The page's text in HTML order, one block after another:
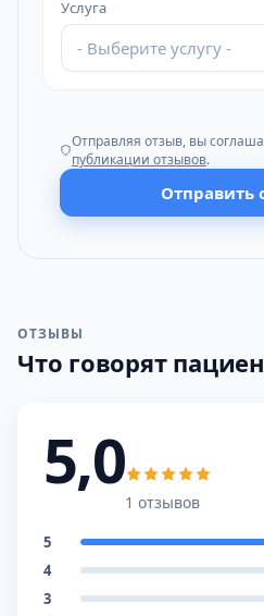
Услуга
- Выберите услугу -
Отправляя отзыв, вы
публикации отзывов.
Отправить
ОТЗЫВЫ
Что говорят
5,0
1 отзывов
5
4
3